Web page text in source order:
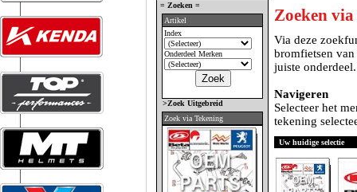
= Zoeken =
Artikel
Index
Onderdeel Merken
>Zoek Uitgebreid
Zoek via Tekening
Zoeken via
Via deze
bromfietsen
juiste onderdeel.
Navigeren
Selecteer het
tekening
Uw huidige selectie